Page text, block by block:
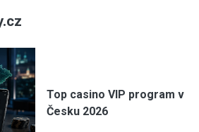
Top casino VIP program v
Česku 2026